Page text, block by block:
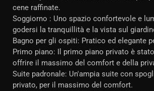
cene raffinate.
Soggiorno : Uno spazio confortevole e
godersi la tranquillità e la vista sul
Bagno per gli ospiti: Pratico ed elegante
Primo piano: Il primo piano privato è
offrire il massimo del comfort e della
Suite padronale: Un'ampia suite con
privato, per il massimo del comfort.